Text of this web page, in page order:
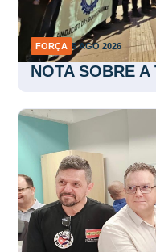
FORÇA 5 AGO 2026
NOTA SOBRE A